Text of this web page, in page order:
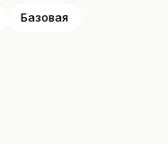
Базовая